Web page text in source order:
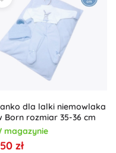
dla lalki niemowlaka
Born rozmiar 35-36 cm
magazynie
zł